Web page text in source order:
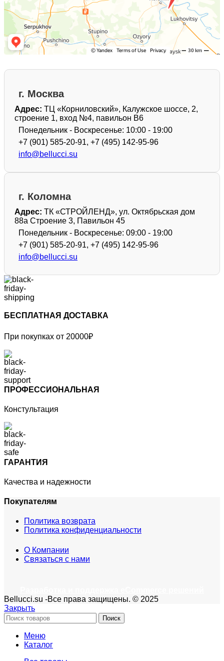
г. Москва
Адрес: ТЦ «Корниловский», Калужское шоссе, 2,
строение 1, вход №4, павильон В6
Понедельник - Воскресенье: 10:00 - 19:00
+7 (901) 585-20-91, +7 (495) 142-95-96
info@bellucci.su
г. Коломна
Адрес: ТК «СТРОЙЛЕНД», ул. Октябрьская дом
88а Строение 3, Павильон 45
Понедельник - Воскресенье: 09:00 - 19:00
+7 (901) 585-20-91, +7 (495) 142-95-96
info@bellucci.su
БЕСПЛАТНАЯ ДОСТАВКА
При покупках от 20000₽
ПРОФЕССИОНАЛЬНАЯ
Констультация
ГАРАНТИЯ
Качества и надежности
Покупателям
Политика возврата
Политика конфиденциальности
О Компании
Связаться с нами
Bellucci.su -Все права защищены. © 2025
Закрыть
Поиск
Меню
Каталог